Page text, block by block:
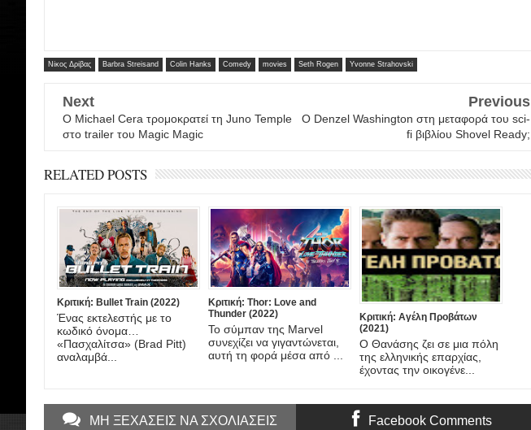
Νίκος Δρίβας Barbra Streisand Colin Hanks Comedy movies Seth Rogen Yvonne Strahovski
Next
Ο Michael Cera τρομοκρατεί τη Juno Temple
στο trailer του Magic Magic
Previous
Ο Denzel Washington στη μεταφορά του sci-
fi βιβλίου Shovel Ready;
RELATED POSTS
Κριτική: Bullet Train (2022)
Ένας εκτελεστής με το
κωδικό όνομα…
«Πασχαλίτσα» (Brad Pitt)
αναλαμβά...
Κριτική: Thor: Love and
Thunder (2022)
Το σύμπαν της Marvel
συνεχίζει να γιγαντώνεται,
αυτή τη φορά μέσα από ...
Κριτική: Αγέλη Προβάτων
(2021)
Ο Θανάσης ζει σε μια πόλη
της ελληνικής επαρχίας,
έχοντας την οικογένε...
ΜΗ ΞΕΧΑΣΕΙΣ ΝΑ ΣΧΟΛΙΑΣΕΙΣ Facebook Comments